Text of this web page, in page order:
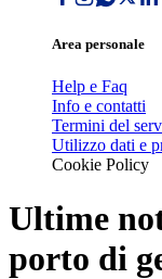
Area personale
Help e Faq
Info e contatti
Termini del
Utilizzo dati e
Cookie Policy
Ultime
porto di